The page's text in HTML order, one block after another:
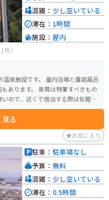
件）
泉施設です。 室内浴場と露店風呂
あります。 泉質は特筆すべきもの
ので、近くで宿泊する際は気軽に
は段々畑のみかん山で、シーズンは
見る
混雑： 少し空いている
滞在： 1時間
施設： 屋内
お気に入り
駐車： 駐車場なし
予算： 無料
混雑： 少し空いている
滞在： 0.5時間